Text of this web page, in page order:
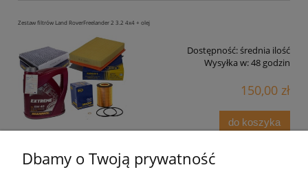
Zestaw filtrów Land RoverFreelander 2 3.2 4x4 + olej
Dostępność:średnia ilość
Wysyłka w:48 godzin
150,00 zł
do koszyka
Zestaw filtrów Land Rover Defender D200 SD4 od2019-2025
Dbamy o Twoją prywatność